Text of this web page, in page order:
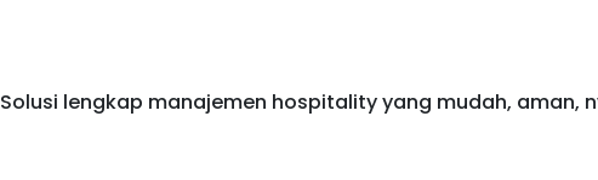
Solusi lengkap manajemen hospitality yang mudah, aman,